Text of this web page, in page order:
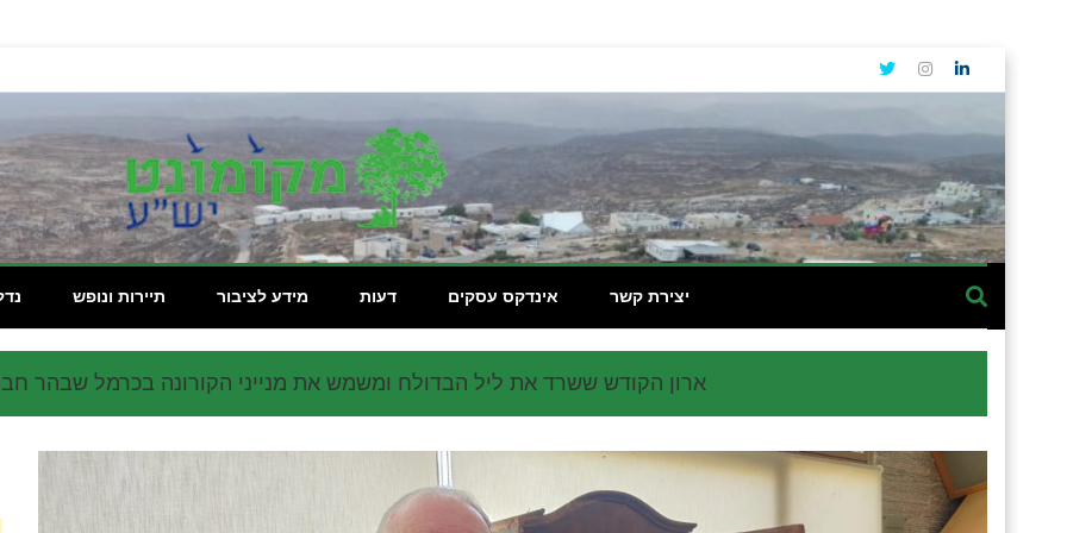
תיירות ונופש מידע לציבור דעות אינדקס עסקים יצירת קשר
ארון הקודש ששרד את ליל הבדולח ומשמש את מנייני הקורונה בכרמל שבהר